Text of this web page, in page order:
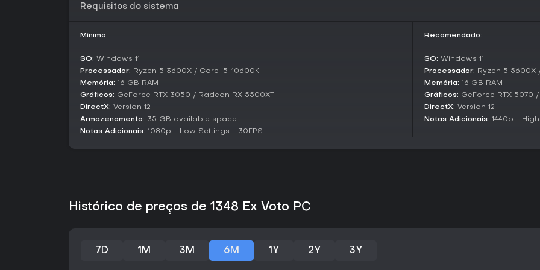
performance no PC, que
repetitivas e glitches técnicos.
e tolera arestas não
Requisitos do sistema
Mínimo:
SO: Windows 11
Processador: Ryzen 5 3600X / Core i5-10600K
Memória: 16 GB RAM
Gráficos: GeForce RTX 3050 / Radeon RX 5500XT
DirectX: Version 12
Armazenamento: 35 GB available space
Notas Adicionais: 1080p - Low Settings - 30FPS
Recomendado:
SO: Windows 11
Processador: Ryzen 5 5600X
Memória: 16 GB RAM
Gráficos: GeForce RTX 5070
DirectX: Version 12
Notas Adicionais: 1440p -
Histórico de preços de 1348 Ex Voto PC
7D 1M 3M 6M 1Y 2Y 3Y